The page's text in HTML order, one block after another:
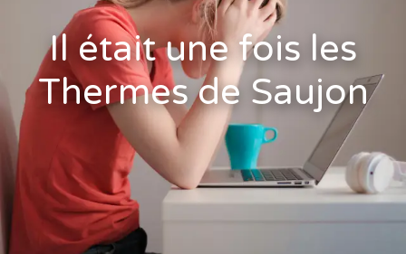
Il était une fois les
Thermes de Saujon